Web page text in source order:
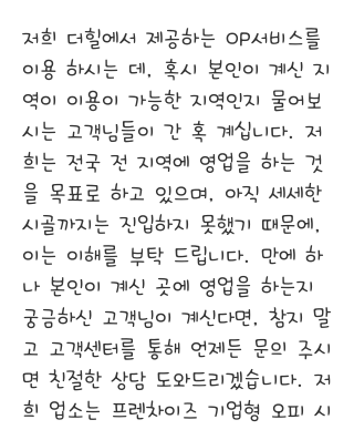
저희 더힐에서 제공하는 OP서비스를
이용 하시는 데, 혹시 본인이 계신 지
역이 이용이 가능한 지역인지 물어보
시는 고객님들이 간 혹 계십니다. 저
희는 전국 전 지역에 영업을 하는 것
을 목표로 하고 있으며, 아직 세세한
시골까지는 진입하지 못했기 때문에,
이는 이해를 부탁 드립니다. 만에 하
나 본인이 계신 곳에 영업을 하는지
궁금하신 고객님이 계신다면, 참지 말
고 고객센터를 통해 언제든 문의 주시
면 친절한 상담 도와드리겠습니다. 저
희 업소는 프렌차이즈 기업형 오피 시